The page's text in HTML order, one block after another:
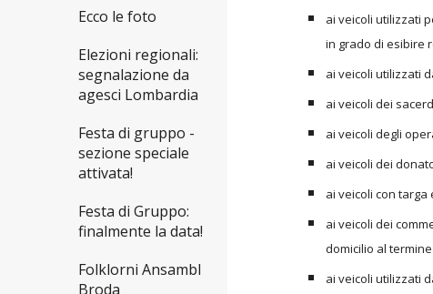
Ecco le foto
Elezioni regionali:
segnalazione da
agesci Lombardia
Festa di gruppo -
sezione speciale
attivata!
Festa di Gruppo:
finalmente la data!
Folklorni Ansambl
Broda
ai veicoli utilizzati
in grado di esibire
ai veicoli utilizzati
ai veicoli dei
ai veicoli degli
ai veicoli dei
ai veicoli con targa
ai veicoli dei
domicilio al
ai veicoli utilizzati